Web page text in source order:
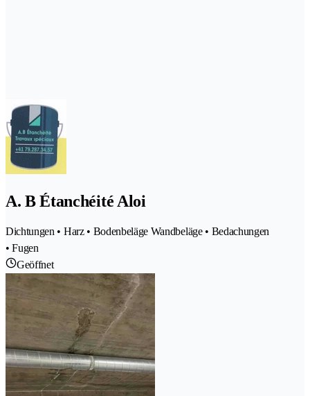
A. B Étanchéité Aloi
Dichtungen • Harz • Bodenbeläge Wandbeläge • Bedachungen
• Fugen
Geöffnet